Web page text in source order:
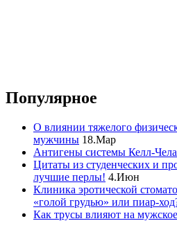
Популярное
О влиянии тяжелого
мужчины 18.Мар
Антигены системы Келл-
Цитаты из студенческих и
лучшие перлы! 4.Июн
Клиника эротической
«голой грудью» или пиар-
Как трусы влияют на